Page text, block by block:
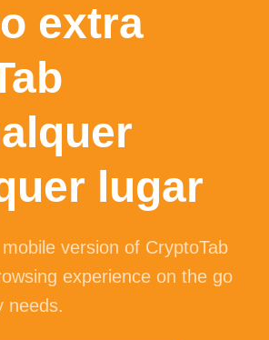
extra
lugar
version of CryptoTab
experience on the go
needs.